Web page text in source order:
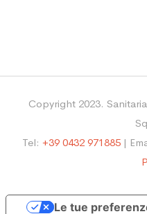
Copyright 2023.
Tel: +39 0432 971885 |
Le tue